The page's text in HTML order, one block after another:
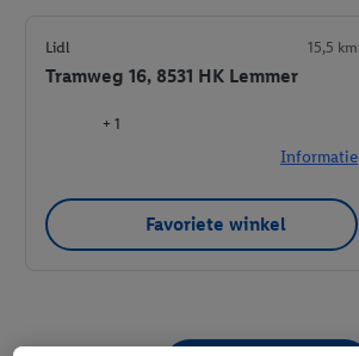
Lidl 15,5 km
Tramweg 16, 8531 HK Lemmer
+ 1
Informatie
Favoriete winkel